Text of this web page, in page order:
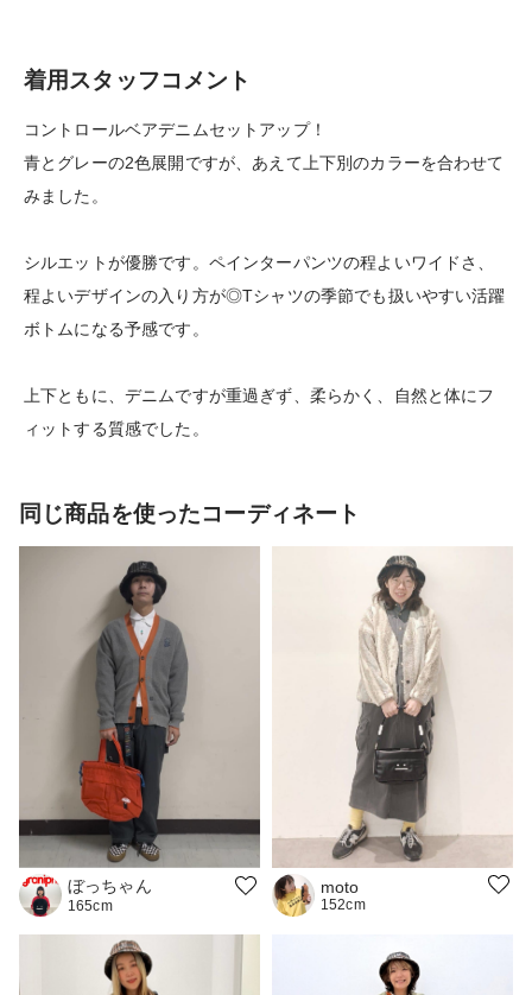
着用スタッフコメント
コントロールベアデニムセットアップ！
青とグレーの2色展開ですが、あえて上下別のカラーを合わせて
みました。
シルエットが優勝です。ペインターパンツの程よいワイドさ、
程よいデザインの入り方が◎Tシャツの季節でも扱いやすい活躍
ボトムになる予感です。
上下ともに、デニムですが重過ぎず、柔らかく、自然と体にフ
ィットする質感でした。
同じ商品を使ったコーディネート
ぼっちゃん
165cm
moto
152cm